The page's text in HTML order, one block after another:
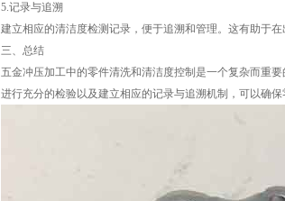
5.记录与追溯
建立相应的清洁度检测记录，便于追溯和管理。这有助于
三、总结
五金冲压加工中的零件清洗和清洁度控制是一个复杂而重
进行充分的检验以及建立相应的记录与追溯机制，可以确